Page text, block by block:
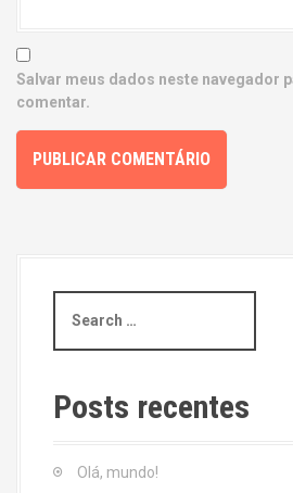
Salvar meus dados neste navegador
comentar.
a
c
h
Posts recentes
Olá, mundo!